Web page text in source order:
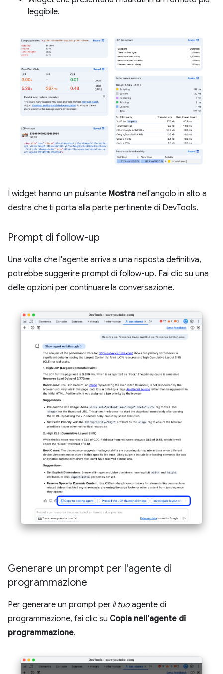
leggibile.
I widget hanno un pulsante Mostra nell'angolo in alto a
destra che ti porta alla parte pertinente di DevTools.
Prompt di follow-up
Una volta che l'agente arriva a una risposta definitiva,
potrebbe suggerire prompt di follow-up. Fai clic su una
delle opzioni per continuare la conversazione.
Generare un prompt per l'agente di
programmazione
Per generare un prompt per il tuo agente di
programmazione, fai clic su Copia nell'agente di
programmazione.